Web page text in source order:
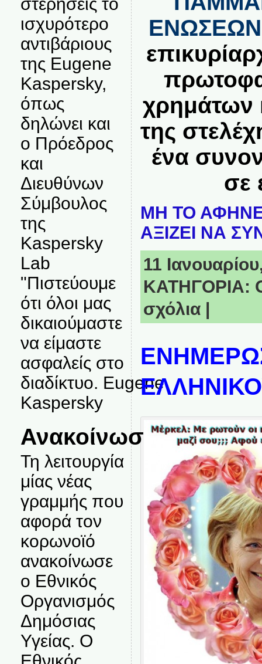
ισχυρότερο
αντιβάριους
της Eugene
Kaspersky,
όπως
δηλώνει και
ο Πρόεδρος
και
Διευθύνων
Σύμβουλος
της
Kaspersky
Lab
"Πιστεύουμε
ότι όλοι μας
δικαιούμαστε
να είμαστε
ασφαλείς στο
διαδίκτυο. Eugene
Kaspersky
Ανακοίνωση
Τη λειτουργία
μίας νέας
γραμμής που
αφορά τον
κορωνοϊό
ανακοίνωσε
ο Εθνικός
Οργανισμός
Δημόσιας
Υγείας. Ο
ΕΝΩΣΕΩΝ
χρημάτων
της
ένα
σε
ΜΗ ΤΟ
ΑΞΙΖΕΙ ΝΑ
11
ΚΑΤΗΓΟΡΙΑ:
σχόλια|